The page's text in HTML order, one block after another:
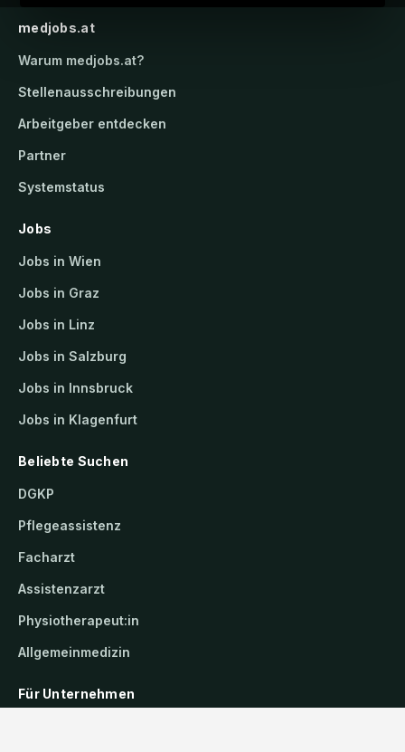
medjobs.at
Warum medjobs.at?
Stellenausschreibungen
Arbeitgeber entdecken
Partner
Systemstatus
Jobs
Jobs in Wien
Jobs in Graz
Jobs in Linz
Jobs in Salzburg
Jobs in Innsbruck
Jobs in Klagenfurt
Beliebte Suchen
DGKP
Pflegeassistenz
Facharzt
Assistenzarzt
Physiotherapeut:in
Allgemeinmedizin
Für Unternehmen